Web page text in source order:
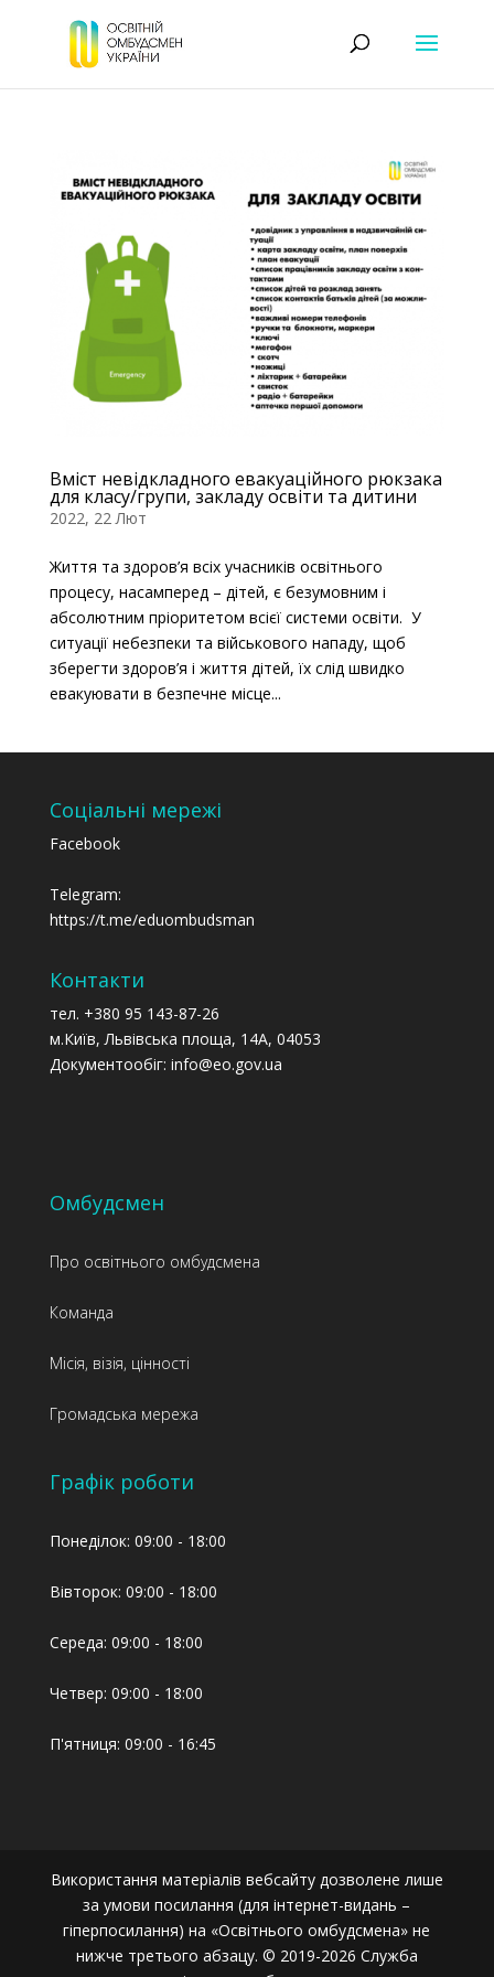
Вміст невідкладного евакуаційного рюкзака
для класу/групи, закладу освіти та дитини
2022, 22 Лют
Життя та здоров’я всіх учасників освітнього
процесу, насамперед – дітей, є безумовним і
абсолютним пріоритетом всієї системи освіти. У
ситуації небезпеки та військового нападу, щоб
зберегти здоров’я і життя дітей, їх слід швидко
евакуювати в безпечне місце...
Соціальні мережі
Facebook
Telegram:
https://t.me/eduombudsman
Контакти
тел. +380 95 143-87-26
м.Київ, Львівська площа, 14А, 04053
Документообіг: info@eo.gov.ua
Омбудсмен
Про освітнього омбудсмена
Команда
Місія, візія, цінності
Громадська мережа
Графік роботи
Понеділок: 09:00 - 18:00
Вівторок: 09:00 - 18:00
Середа: 09:00 - 18:00
Четвер: 09:00 - 18:00
П'ятниця: 09:00 - 16:45
Використання матеріалів вебсайту дозволене лише
за умови посилання (для інтернет-видань –
гіперпосилання) на «Освітнього омбудсмена» не
нижче третього абзацу. © 2019-2026 Служба